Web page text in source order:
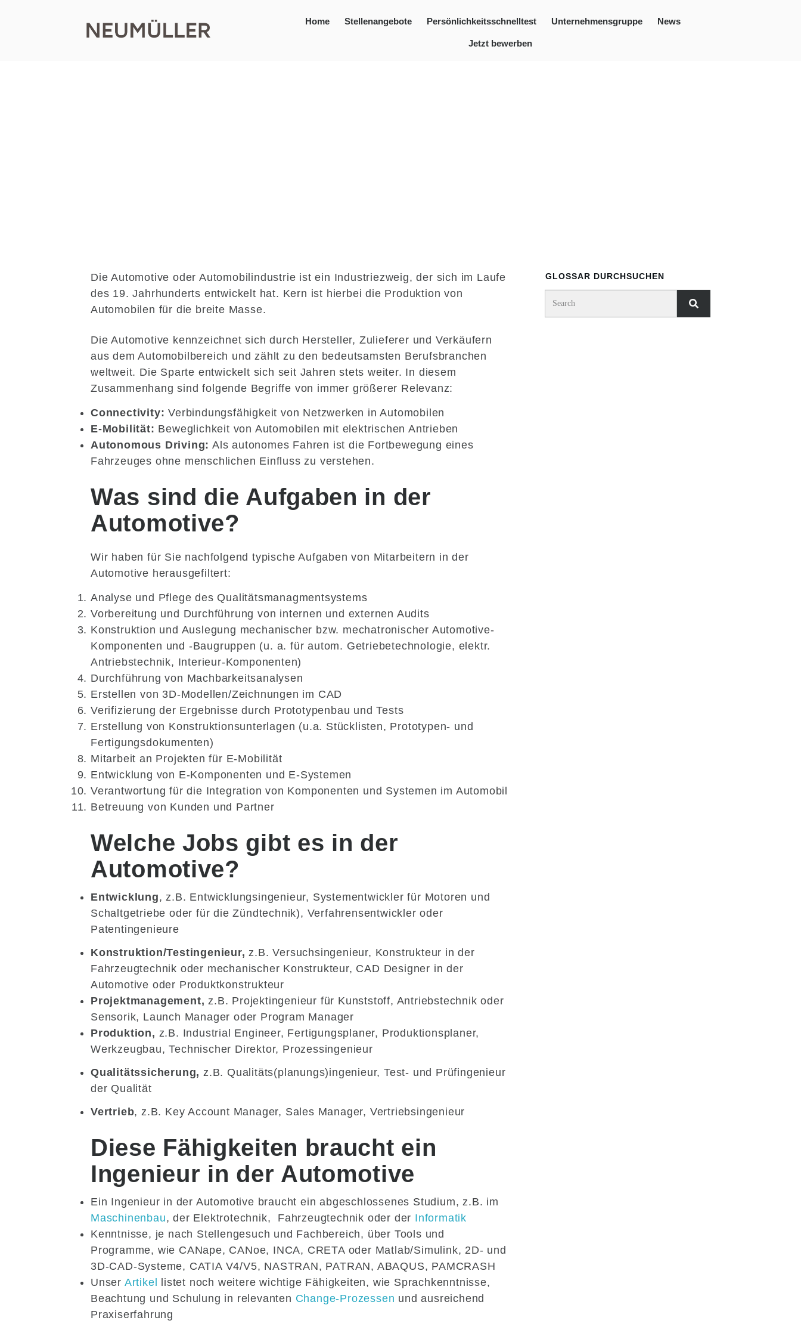
Home Stellenangebote Persönlichkeitsschnelltest Unternehmensgruppe News
Jetzt bewerben
Die Automotive oder Automobilindustrie ist ein Industriezweig, der sich im Laufe
des 19. Jahrhunderts entwickelt hat. Kern ist hierbei die Produktion von
Automobilen für die breite Masse.
Die Automotive kennzeichnet sich durch Hersteller, Zulieferer und Verkäufern
aus dem Automobilbereich und zählt zu den bedeutsamsten Berufsbranchen
weltweit. Die Sparte entwickelt sich seit Jahren stets weiter. In diesem
Zusammenhang sind folgende Begriffe von immer größerer Relevanz:
Connectivity: Verbindungsfähigkeit von Netzwerken in Automobilen
E-Mobilität: Beweglichkeit von Automobilen mit elektrischen Antrieben
Autonomous Driving: Als autonomes Fahren ist die Fortbewegung eines
Fahrzeuges ohne menschlichen Einfluss zu verstehen.
Was sind die Aufgaben in der
Automotive?
Wir haben für Sie nachfolgend typische Aufgaben von Mitarbeitern in der
Automotive herausgefiltert:
Analyse und Pflege des Qualitätsmanagmentsystems
Vorbereitung und Durchführung von internen und externen Audits
Konstruktion und Auslegung mechanischer bzw. mechatronischer Automotive-
Komponenten und -Baugruppen (u. a. für autom. Getriebetechnologie, elektr.
Antriebstechnik, Interieur-Komponenten)
Durchführung von Machbarkeitsanalysen
Erstellen von 3D-Modellen/Zeichnungen im CAD
Verifizierung der Ergebnisse durch Prototypenbau und Tests
Erstellung von Konstruktionsunterlagen (u.a. Stücklisten, Prototypen- und
Fertigungsdokumenten)
Mitarbeit an Projekten für E-Mobilität
Entwicklung von E-Komponenten und E-Systemen
Verantwortung für die Integration von Komponenten und Systemen im Automobil
Betreuung von Kunden und Partner
Welche Jobs gibt es in der
Automotive?
Entwicklung, z.B. Entwicklungsingenieur, Systementwickler für Motoren und
Schaltgetriebe oder für die Zündtechnik), Verfahrensentwickler oder
Patentingenieure
Konstruktion/Testingenieur,z.B. Versuchsingenieur, Konstrukteur in der
Fahrzeugtechnik oder mechanischer Konstrukteur, CAD Designer in der
Automotive oder Produktkonstrukteur
Projektmanagement, z.B. Projektingenieur für Kunststoff, Antriebstechnik oder
Sensorik, Launch Manager oder Program Manager
Produktion, z.B. Industrial Engineer, Fertigungsplaner, Produktionsplaner,
Werkzeugbau, Technischer Direktor, Prozessingenieur
Qualitätssicherung, z.B. Qualitäts(planungs)ingenieur, Test- und Prüfingenieur
der Qualität
Vertrieb, z.B. Key Account Manager, Sales Manager, Vertriebsingenieur
Diese Fähigkeiten braucht ein
Ingenieur in der Automotive
Ein Ingenieur in der Automotive braucht ein abgeschlossenes Studium, z.B. im
Maschinenbau, der Elektrotechnik, Fahrzeugtechnik oder der Informatik
Kenntnisse, je nach Stellengesuch und Fachbereich, über Tools und
Programme, wie CANape, CANoe, INCA, CRETA oder Matlab/Simulink, 2D- und
3D-CAD-Systeme, CATIA V4/V5, NASTRAN, PATRAN, ABAQUS, PAMCRASH
Unser Artikel
listet noch weitere wichtige Fähigkeiten, wie Sprachkenntnisse,
Beachtung und Schulung in relevanten Change-Prozessen und ausreichend
Praxiserfahrung
GLOSSAR DURCHSUCHEN